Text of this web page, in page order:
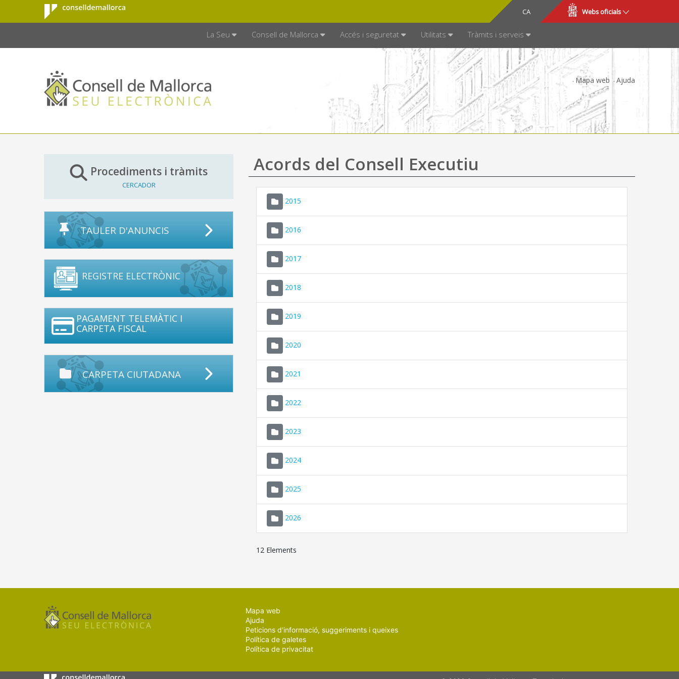
Salta al contingut principal
Consell de
Mallorca
CA
ES Webs oficials
La Seu Consell de Mallorca Accés i seguretat Utilitats Tràmits i serveis
Mapa web Ajuda
Procediments i tràmits
CERCADOR
TAULER D'ANUNCIS
REGISTRE ELECTRÒNIC
PAGAMENT TELEMÀTIC I
CARPETA FISCAL
CARPETA CIUTADANA
Acords del Consell Executiu
2015
2016
2017
2018
2019
2020
2021
2022
2023
2024
2025
2026
12 Elements
Mapa web
Ajuda
Peticions d'informació, suggeriments i queixes
Política de galetes
Política de privacitat